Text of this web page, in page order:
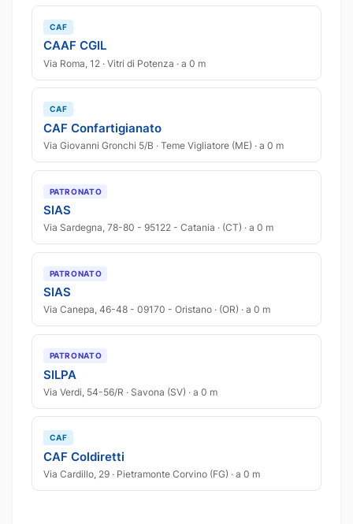
CAF
CAAF CGIL
Via Roma, 12 · Vitri di Potenza · a 0 m
CAF
CAF Confartigianato
Via Giovanni Gronchi 5/B · Teme Vigliatore (ME) · a 0 m
PATRONATO
SIAS
Via Sardegna, 78-80 - 95122 - Catania · (CT) · a 0 m
PATRONATO
SIAS
Via Canepa, 46-48 - 09170 - Oristano · (OR) · a 0 m
PATRONATO
SILPA
Via Verdi, 54-56/R · Savona (SV) · a 0 m
CAF
CAF Coldiretti
Via Cardillo, 29 · Pietramonte Corvino (FG) · a 0 m